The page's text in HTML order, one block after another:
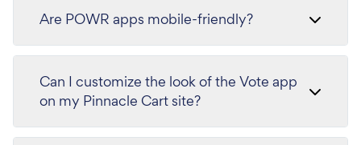
Are POWR apps mobile-friendly?
Can I customize the look of the Vote app
on my Pinnacle Cart site?